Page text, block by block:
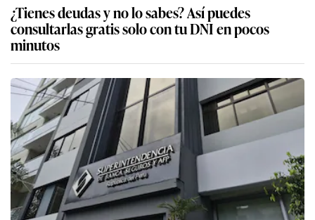
¿Tienes deudas y no lo sabes? Así puedes
consultarlas gratis solo con tu DNI en pocos
minutos